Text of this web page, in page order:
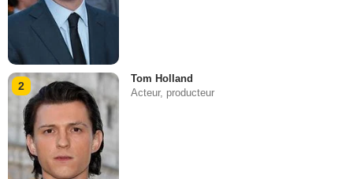
2
Tom Holland
Acteur, producteur